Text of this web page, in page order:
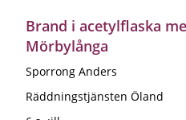
Brand i acetylflaska
Mörbylånga
Sporrong Anders
Räddningstjänsten Öland